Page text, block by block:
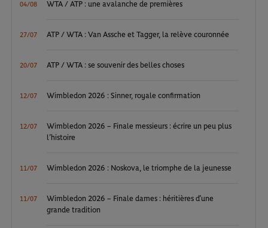
04/08 WTA / ATP : une avalanche de premières
27/07 ATP / WTA : Van Assche et Tagger, la relève couronnée
20/07 ATP / WTA : se souvenir des belles choses
12/07 Wimbledon 2026 : Sinner, royale confirmation
12/07
Wimbledon 2026 – Finale messieurs : écrire un peu plus
l’histoire
11/07 Wimbledon 2026 : Noskova, le triomphe de la jeunesse
11/07
Wimbledon 2026 – Finale dames : héritières d’une
grande tradition